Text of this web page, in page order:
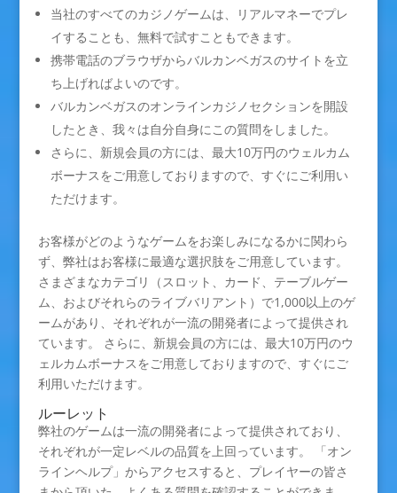
当社のすべてのカジノゲームは、リアルマネーでプレ
イすることも、無料で試すこともできます。
携帯電話のブラウザからバルカンベガスのサイトを立
ち上げればよいのです。
バルカンベガスのオンラインカジノセクションを開設
したとき、我々は自分自身にこの質問をしました。
さらに、新規会員の方には、最大10万円のウェルカム
ボーナスをご用意しておりますので、すぐにご利用い
ただけます。
お客様がどのようなゲームをお楽しみになるかに関わら
ず、弊社はお客様に最適な選択肢をご用意しています。
さまざまなカテゴリ（スロット、カード、テーブルゲー
ム、およびそれらのライブバリアント）で1,000以上のゲ
ームがあり、それぞれが一流の開発者によって提供され
ています。 さらに、新規会員の方には、最大10万円のウ
ェルカムボーナスをご用意しておりますので、すぐにご
利用いただけます。
ルーレット
弊社のゲームは一流の開発者によって提供されており、
それぞれが一定レベルの品質を上回っています。 「オン
ラインヘルプ」からアクセスすると、プレイヤーの皆さ